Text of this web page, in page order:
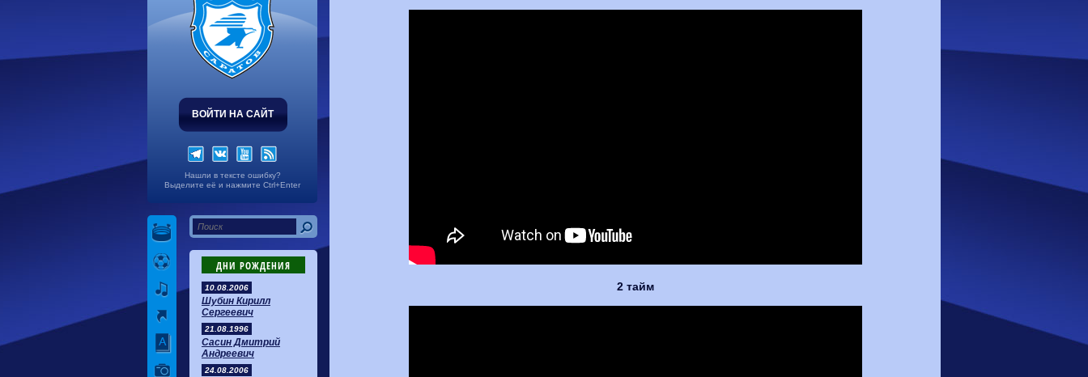
ВОЙТИ НА САЙТ
Нашли в тексте ошибку?
Выделите её и нажмите Ctrl+Enter
ДНИ РОЖДЕНИЯ
10.08.2006
Шубин Кирилл
Сергеевич
21.08.1996
Сасин Дмитрий
Андреевич
24.08.2006
2 тайм